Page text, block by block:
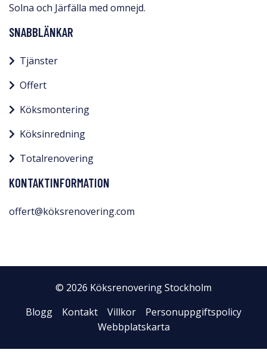
Solna och Järfälla med omnejd.​
SNABBLÄNKAR
Tjänster
Offert
Köksmontering
Köksinredning
Totalrenovering
KONTAKTINFORMATION
offert@köksrenovering.com
© 2026 Köksrenovering Stockholm
Blogg
Kontakt Villkor
Personuppgiftspolicy
Webbplatskarta